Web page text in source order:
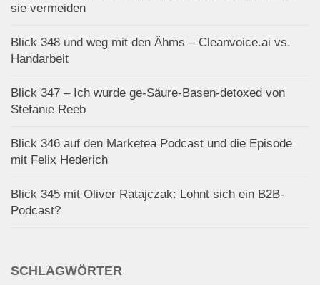
sie vermeiden
Blick 348 und weg mit den Ähms – Cleanvoice.ai vs.
Handarbeit
Blick 347 – Ich wurde ge-Säure-Basen-detoxed von
Stefanie Reeb
Blick 346 auf den Marketea Podcast und die Episode
mit Felix Hederich
Blick 345 mit Oliver Ratajczak: Lohnt sich ein B2B-
Podcast?
SCHLAGWÖRTER